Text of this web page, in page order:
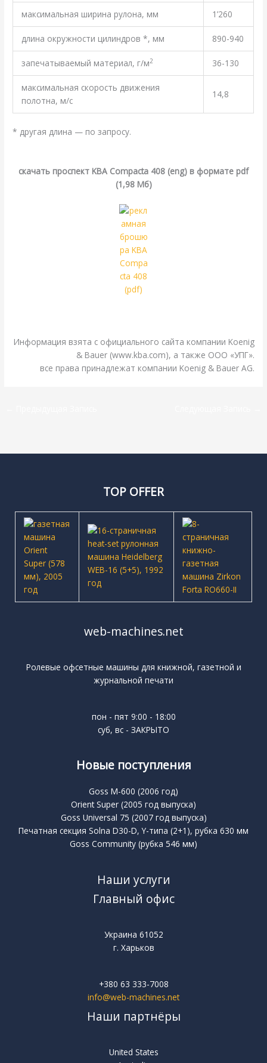
максимальная ширина рулона, мм 1’260
длина окружности цилиндров *, мм 890-940
запечатываемый материал, г/м2 36-130
максимальная скорость движения
полотна, м/с
14,8
* другая длина — по запросу.
cкачать проспект KBA Compacta 408 (eng) в формате pdf
(1,98 Мб)
Информация взята с официального сайта компании Koenig
& Bauer (www.kba.com), а также ООО «УПГ».
все права принадлежат компании Koenig & Bauer AG.
TOP OFFER
web-machines.net
Ролевые офсетные машины для книжной, газетной и
журнальной печати
пон - пят 9:00 - 18:00
суб, вс - ЗАКРЫТО
Новые поступления
Goss M-600 (2006 год)
Orient Super (2005 год выпуска)
Goss Universal 75 (2007 год выпуска)
Печатная секция Solna D30-D, Y-типа (2+1), рубка 630 мм
Goss Community (рубка 546 мм)
Наши услуги
Главный офис
Украина 61052
г. Харьков
+380 63 333-7008
info@web-machines.net
Наши партнёры
United States